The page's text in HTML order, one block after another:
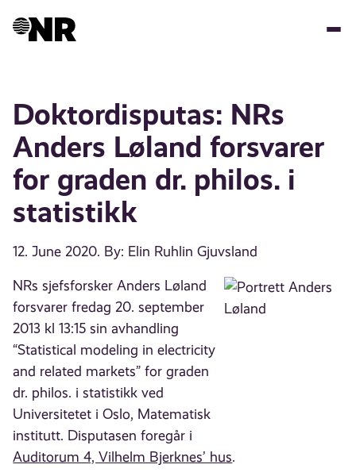
Doktordisputas: NRs
Anders Løland forsvarer
for graden dr. philos. i
statistikk
12. June 2020. By: Elin Ruhlin Gjuvsland
NRs sjefsforsker Anders Løland
forsvarer fredag 20. september
2013 kl 13:15 sin avhandling
“Statistical modeling in electricity
and related markets” for graden
dr. philos. i statistikk ved
Universitetet i Oslo, Matematisk
institutt. Disputasen foregår i
Auditorum 4, Vilhelm Bjerknes’ hus.